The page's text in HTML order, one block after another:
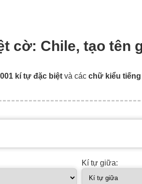
Chile, tạo tên
kí tự đặc biệt và các chữ kiểu tiếng
Kí tự giữa: